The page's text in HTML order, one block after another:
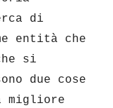
di
entità che
si
due cose
migliore